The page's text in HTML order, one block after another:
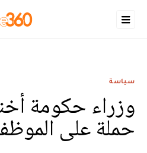
سياسة
وزراء حكومة
حملة على